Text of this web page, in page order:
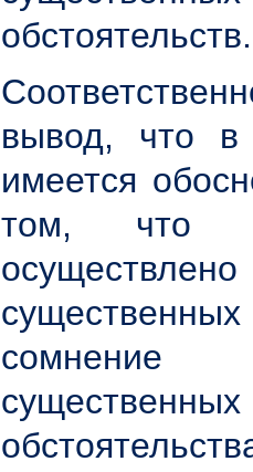
обстоятельств.
вывод, что в
имеется
том, что